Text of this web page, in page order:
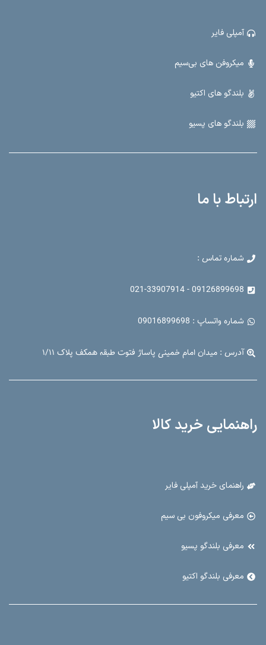
آمپلی فایر
میکروفن های بی‌سیم
بلندگو های اکتیو
بلندگو های پسیو
ارتباط با ما
شماره تماس :
09126899698 - 021-33907914
شماره واتساپ : 09016899698
آدرس : میدان امام خمینی پاساژ فتوت طبقه همکف پلاک ۱/۱۱
راهنمایی خرید کالا
راهنمای خرید آمپلی فایر
معرفی میکروفون بی سیم
معرفی بلندگو پسیو
معرفی بلندگو اکتیو